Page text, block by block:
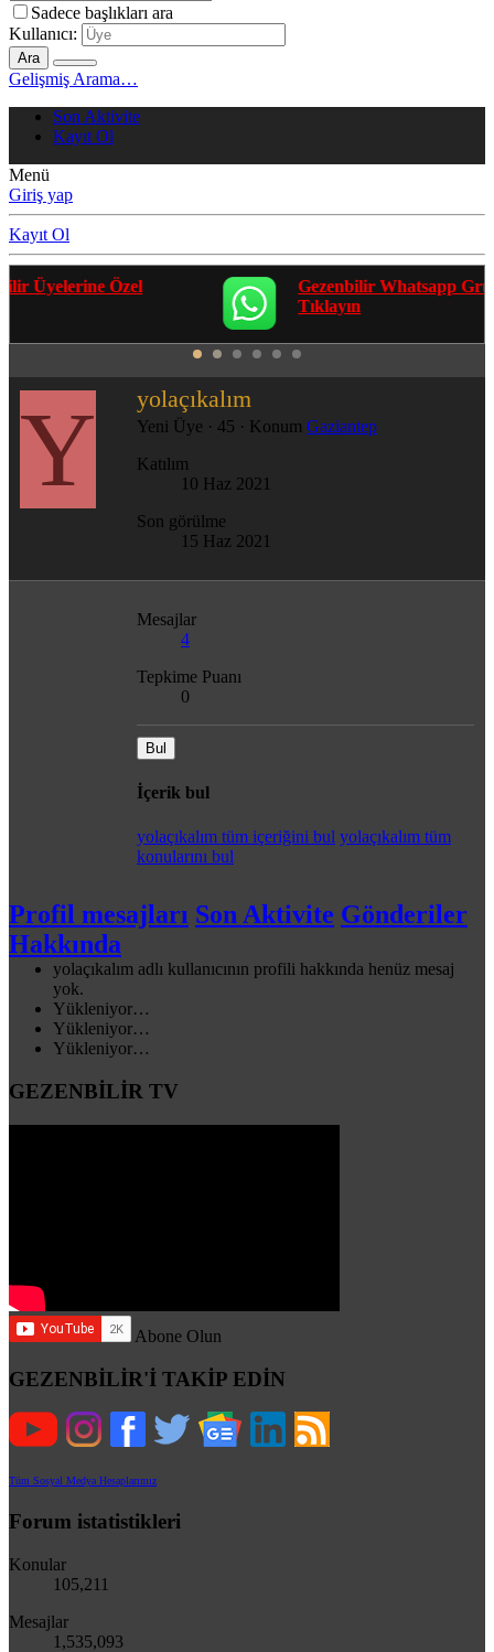
Sadece başlıkları ara
Kullanıcı:
Ara
Gelişmiş Arama…
Son Aktivite
Kayıt Ol
Menü
Giriş yap
Kayıt Ol
Gezenbilir Whatsapp Grupları'na Katılmak İçin
Y yolaçıkalım
Yeni Üye · 45 · Konum Gaziantep
Katılım
10 Haz 2021
Son görülme
15 Haz 2021
Mesajlar
4
Tepkime Puanı
0
Bul
İçerik bul
yolaçıkalım tüm içeriğini bul yolaçıkalım tüm
konularını bul
Profil mesajları Son Aktivite Gönderiler
Hakkında
yolaçıkalım adlı kullanıcının profili hakkında henüz mesaj
yok.
Yükleniyor…
Yükleniyor…
Yükleniyor…
GEZENBİLİR TV
Abone Olun
GEZENBİLİR'İ TAKİP EDİN
Tüm Sosyal Medya Hesaplarımız
Forum istatistikleri
Konular
105,211
Mesajlar
1,535,093